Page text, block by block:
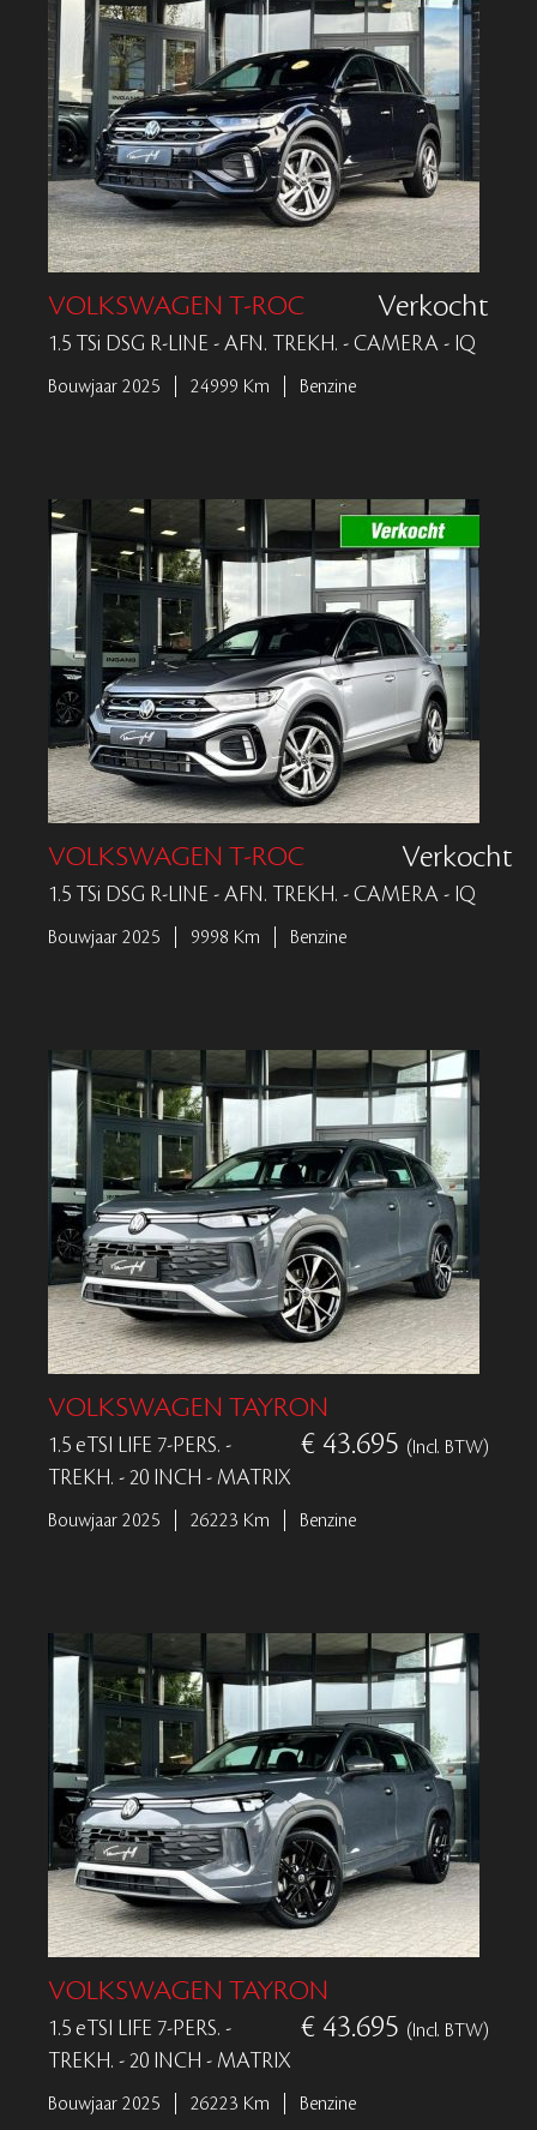
VOLKSWAGEN T-ROC Verkocht
1.5 TSi DSG R-LINE - AFN. TREKH. - CAMERA - IQ
Bouwjaar 2025 24999 Km Benzine
VOLKSWAGEN T-ROC Verkocht
1.5 TSi DSG R-LINE - AFN. TREKH. - CAMERA - IQ
Bouwjaar 2025 9998 Km Benzine
VOLKSWAGEN TAYRON
€ 43.695 (Incl. BTW)
1.5 eTSI LIFE 7-PERS. -
TREKH. - 20 INCH - MATRIX
Bouwjaar 2025 26223 Km Benzine
VOLKSWAGEN TAYRON
€ 43.695 (Incl. BTW)
1.5 eTSI LIFE 7-PERS. -
TREKH. - 20 INCH - MATRIX
Bouwjaar 2025 26223 Km Benzine